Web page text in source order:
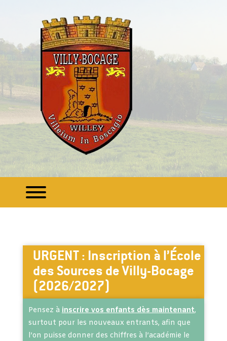
URGENT : Inscription à l’École
des Sources de Villy-Bocage
(2026/2027)
Pensez àinscrire vos enfants dès maintenant,
surtout pour les nouveaux entrants, afin que
l’on puisse donner des chiffres à l’académie le